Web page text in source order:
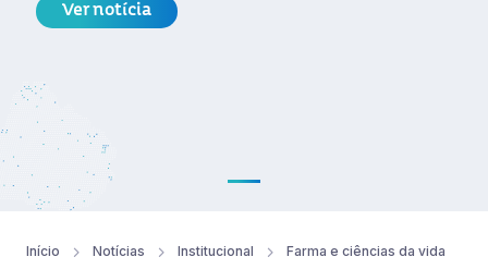
Ver notícia
Início Notícias Institucional Farma e ciências da vida